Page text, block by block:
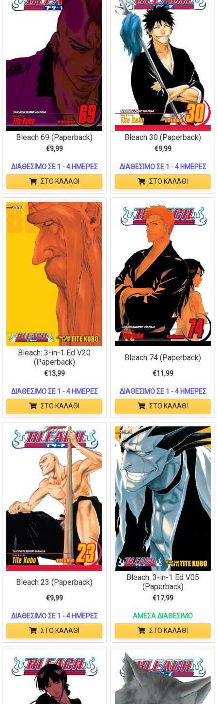
Bleach 69 (Paperback)
€9,99
ΔΙΑΘΈΣΙΜΟ ΣΕ 1 - 4 ΗΜΈΡΕΣ
ΣΤΟ ΚΑΛΆΘΙ
Bleach 30 (Paperback)
€9,99
ΔΙΑΘΈΣΙΜΟ ΣΕ 1 - 4 ΗΜΈΡΕΣ
ΣΤΟ ΚΑΛΆΘΙ
Bleach: 3-in-1 Ed V20
(Paperback)
€13,99
ΔΙΑΘΈΣΙΜΟ ΣΕ 1 - 4 ΗΜΈΡΕΣ
ΣΤΟ ΚΑΛΆΘΙ
Bleach 74 (Paperback)
€11,99
ΔΙΑΘΈΣΙΜΟ ΣΕ 1 - 4 ΗΜΈΡΕΣ
ΣΤΟ ΚΑΛΆΘΙ
Bleach 23 (Paperback)
€9,99
ΔΙΑΘΈΣΙΜΟ ΣΕ 1 - 4 ΗΜΈΡΕΣ
ΣΤΟ ΚΑΛΆΘΙ
Bleach: 3-in-1 Ed V05
(Paperback)
€17,99
ΆΜΕΣΑ ΔΙΑΘΈΣΙΜΟ
ΣΤΟ ΚΑΛΆΘΙ